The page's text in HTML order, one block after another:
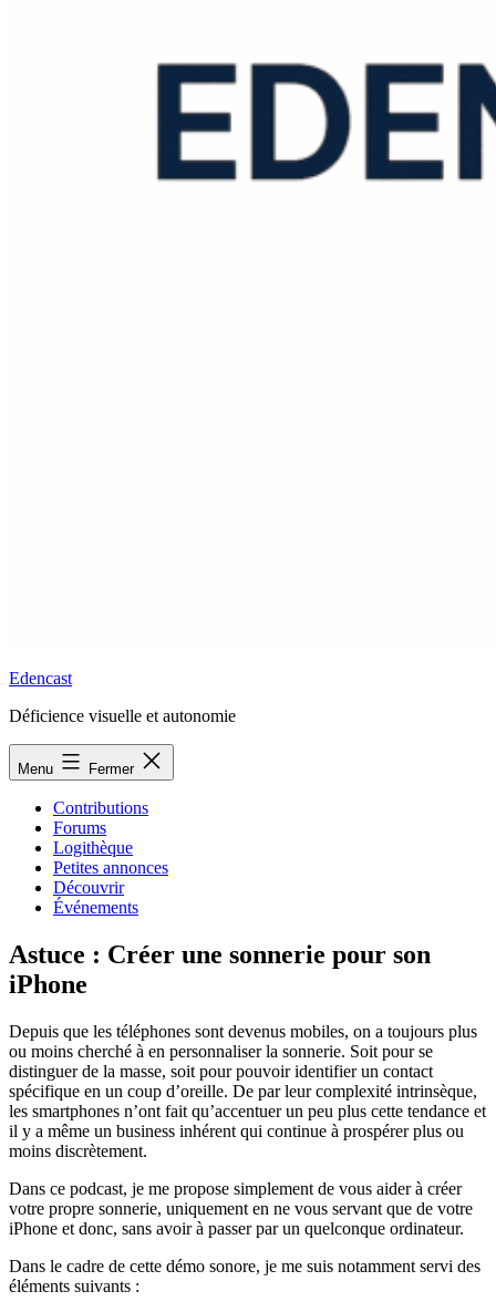
Edencast
Déficience visuelle et autonomie
Menu Fermer
Contributions
Forums
Logithèque
Petites annonces
Découvrir
Événements
Astuce : Créer une sonnerie pour son
iPhone
Depuis que les téléphones sont devenus mobiles, on a toujours plus
ou moins cherché à en personnaliser la sonnerie. Soit pour se
distinguer de la masse, soit pour pouvoir identifier un contact
spécifique en un coup d’oreille. De par leur complexité intrinsèque,
les smartphones n’ont fait qu’accentuer un peu plus cette tendance et
il y a même un business inhérent qui continue à prospérer plus ou
moins discrètement.
Dans ce podcast, je me propose simplement de vous aider à créer
votre propre sonnerie, uniquement en ne vous servant que de votre
iPhone et donc, sans avoir à passer par un quelconque ordinateur.
Dans le cadre de cette démo sonore, je me suis notamment servi des
éléments suivants :